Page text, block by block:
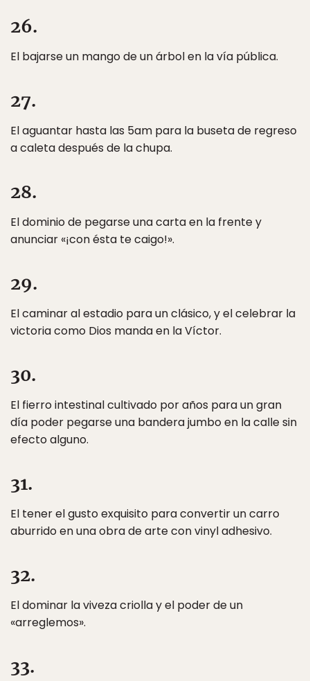
26.
El bajarse un mango de un árbol en la vía pública.
27.
El aguantar hasta las 5am para la buseta de regreso
a caleta después de la chupa.
28.
El dominio de pegarse una carta en la frente y
anunciar «¡con ésta te caigo!».
29.
El caminar al estadio para un clásico, y el celebrar la
victoria como Dios manda en la Víctor.
30.
El fierro intestinal cultivado por años para un gran
día poder pegarse una bandera jumbo en la calle sin
efecto alguno.
31.
El tener el gusto exquisito para convertir un carro
aburrido en una obra de arte con vinyl adhesivo.
32.
El dominar la viveza criolla y el poder de un
«arreglemos».
33.